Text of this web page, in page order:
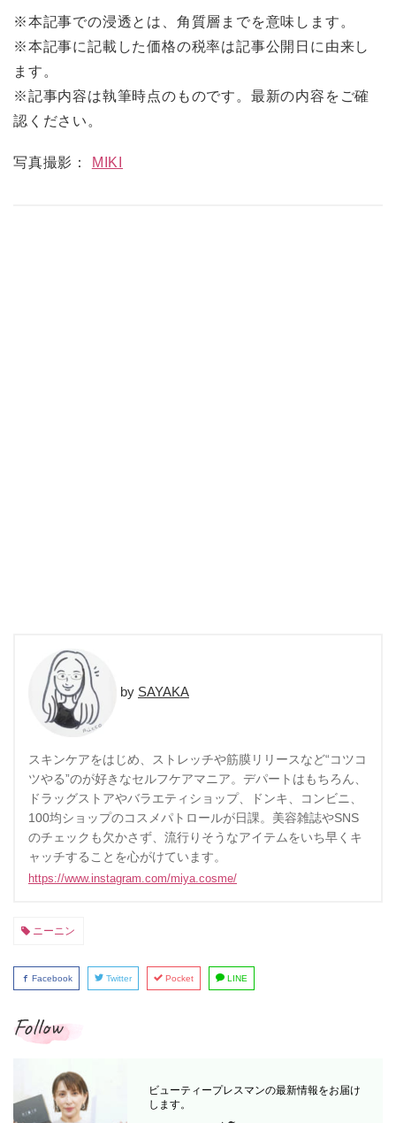
※本記事での浸透とは、角質層までを意味します。
※本記事に記載した価格の税率は記事公開日に由来し
ます。
※記事内容は執筆時点のものです。最新の内容をご確
認ください。
写真撮影： MIKI
SAYAKA
スキンケアをはじめ、ストレッチや筋膜リリースなど“コツコ
ツやる”のが好きなセルフケアマニア。デパートはもちろん、
ドラッグストアやバラエティショップ、ドンキ、コンビニ、
100均ショップのコスメパトロールが日課。美容雑誌やSNS
のチェックも欠かさず、流行りそうなアイテムをいち早くキ
ャッチすることを心がけています。
https://www.instagram.com/miya.cosme/
ニーニン
Facebook Twitter Pocket LINE
Follow